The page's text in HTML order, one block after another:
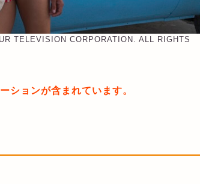
TELEVISION CORPORATION. ALL RIGHTS
ションが含まれています。